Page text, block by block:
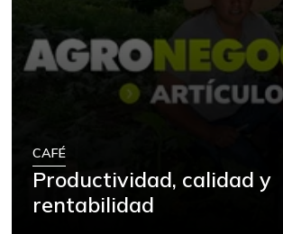
CAFÉ
Productividad, calidad y
rentabilidad